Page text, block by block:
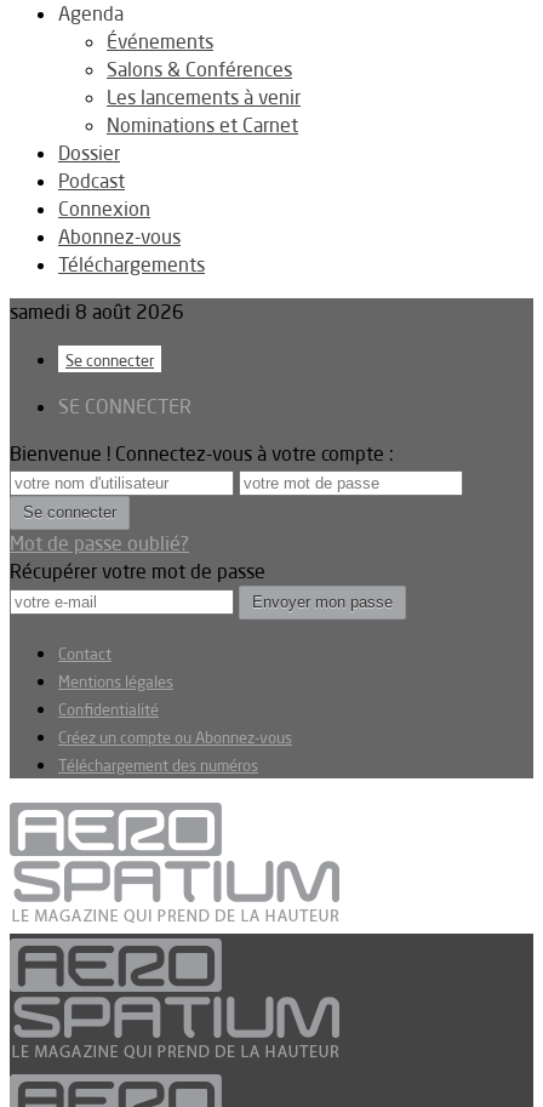
Agenda
Événements
Salons & Conférences
Les lancements à venir
Nominations et Carnet
Dossier
Podcast
Connexion
Abonnez-vous
Téléchargements
samedi 8 août 2026
Se connecter
SE CONNECTER
Bienvenue ! Connectez-vous à votre compte :
Mot de passe oublié?
Récupérer votre mot de passe
Contact
Mentions légales
Confidentialité
Créez un compte ou Abonnez-vous
Téléchargement des numéros